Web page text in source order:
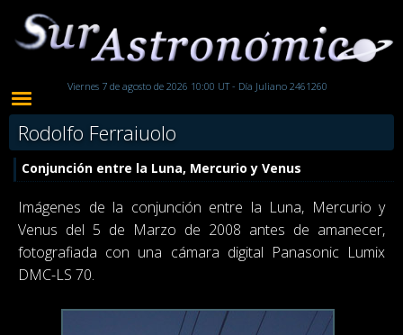
Viernes 7 de agosto de 2026 10:00 UT - Día Juliano 2461260
Rodolfo Ferraiuolo
Conjunción entre la Luna, Mercurio y Venus
Imágenes de la conjunción entre la Luna, Mercurio y
Venus del 5 de Marzo de 2008 antes de amanecer,
fotografiada con una cámara digital Panasonic Lumix
DMC-LS 70.